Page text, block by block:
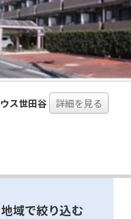
ス世田谷 詳細を見る
地域で絞り込む